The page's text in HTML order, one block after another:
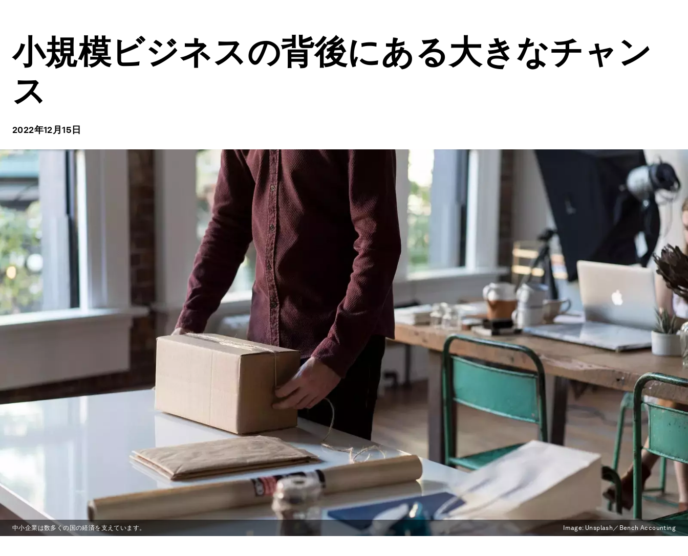
小規模ビジネスの背後にある大きなチャン
ス
2022年12月15日
中小企業は数多くの国の経済を支えています。 Image: Unsplash／Bench Accounting